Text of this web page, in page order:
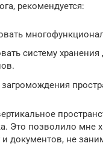
рекомендуется:
систему
загромождения
Это позволило мне
и документов, не